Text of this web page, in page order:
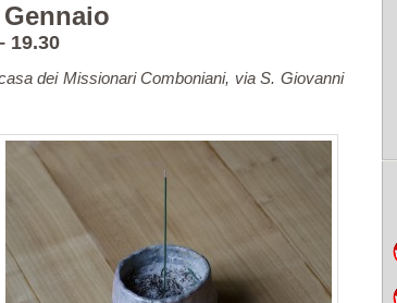
19.30
dei Missionari Comboniani, via S. Giovanni